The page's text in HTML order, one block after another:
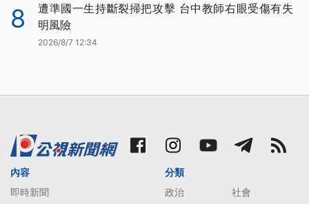
8
遭準國一生持斷裂掃把攻擊 台中教師右眼受傷有失
明風險
2026/8/7 12:34
內容
即時新聞
分類
政治
社會